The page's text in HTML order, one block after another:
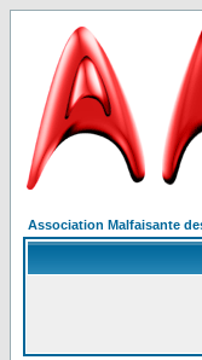
Association Malfaisante